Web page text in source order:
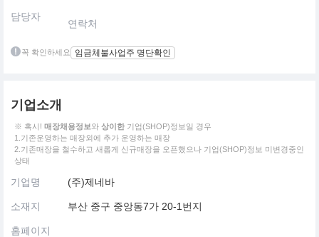
담당자
연락처
꼭 확인하세요 임금체불사업주 명단확인
기업소개
※ 혹시! 매장채용정보와 상이한 기업(SHOP)정보일 경우
1.기존운영하는 매장외에 추가 운영하는 매장
2.기존매장을 철수하고 새롭게 신규매장을 오픈했으나 기업(SHOP)정보 미변경중인
상태
기업명 (주)제네바
소재지 부산 중구 중앙동7가 20-1번지
홈페이지